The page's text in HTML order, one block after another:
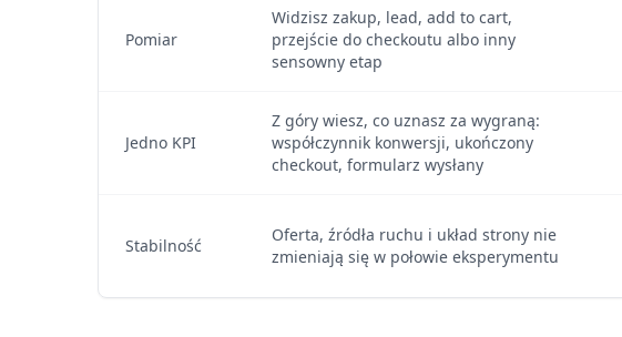
Pomiar
Widzisz zakup, lead, add to cart,
przejście do checkoutu albo inny
sensowny etap
Jedno KPI
Z góry wiesz, co uznasz za wygraną:
współczynnik konwersji, ukończony
checkout, formularz wysłany
Stabilność
Oferta, źródła ruchu i układ strony nie
zmieniają się w połowie eksperymentu